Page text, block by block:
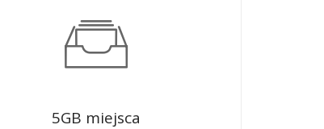
5GB miejsca